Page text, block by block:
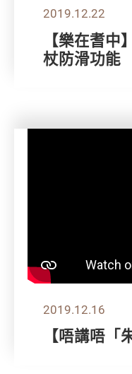
2019.12.22
【樂在耆
杖防滑功能
2019.12.16
【唔講唔「